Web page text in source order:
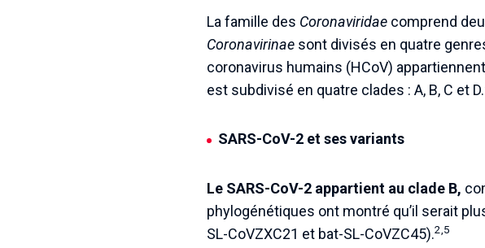
La famille des Coronaviridae comprend
Coronavirinae sont divisés en quatre
coronavirus humains (HCoV)
est subdivisé en quatre clades : A, B, C et D.
SARS-CoV-2 et ses variants
Le SARS-CoV-2 appartient au clade B,
phylogénétiques ont montré qu’il serait
SL-CoVZXC21 et bat-SL-CoVZC45).2,5